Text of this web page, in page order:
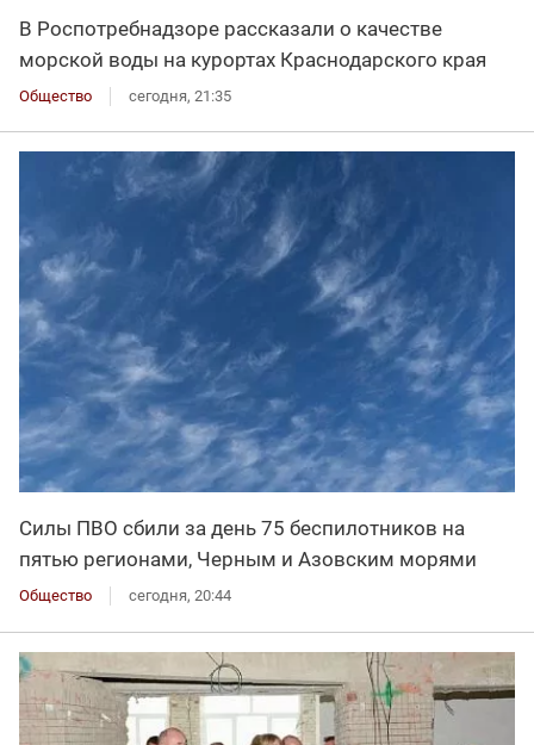
В Роспотребнадзоре рассказали о качестве
морской воды на курортах Краснодарского края
Общество сегодня, 21:35
Силы ПВО сбили за день 75 беспилотников на
пятью регионами, Черным и Азовским морями
Общество сегодня, 20:44